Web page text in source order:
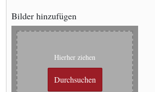
Bilder hinzufügen
Hierher ziehen
Durchsuchen